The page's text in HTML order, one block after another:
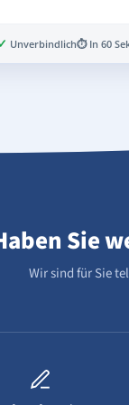
✓ Unverbindlich⏱ In 60
Sie
Wir sind für Sie